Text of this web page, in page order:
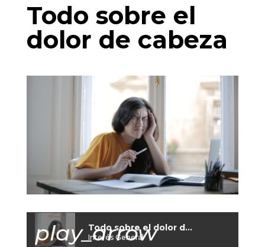
Todo sobre el
dolor de cabeza
play_arrow Todo sobre el dolor de cabeza
Interés General